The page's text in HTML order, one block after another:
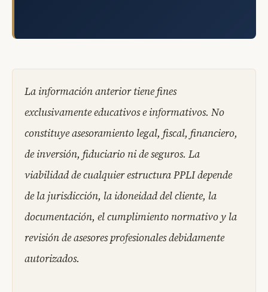
La información anterior tiene fines
exclusivamente educativos e informativos. No
constituye asesoramiento legal, fiscal, financiero,
de inversión, fiduciario ni de seguros. La
viabilidad de cualquier estructura PPLI depende
de la jurisdicción, la idoneidad del cliente, la
documentación, el cumplimiento normativo y la
revisión de asesores profesionales debidamente
autorizados.